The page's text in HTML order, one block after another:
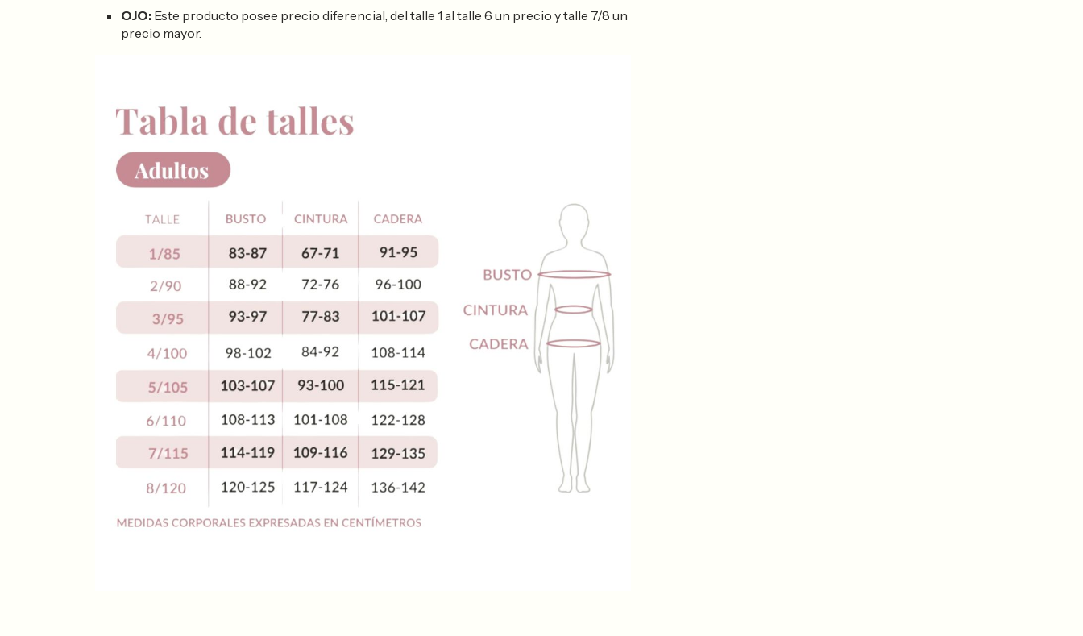
OJO: Este producto posee precio diferencial, del talle 1 al talle 6 un precio y talle 7/8 un
precio mayor.